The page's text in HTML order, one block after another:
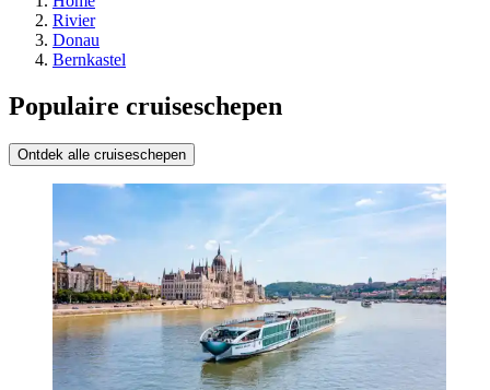
Rivier
Donau
Bernkastel
Populaire cruiseschepen
Ontdek alle cruiseschepen